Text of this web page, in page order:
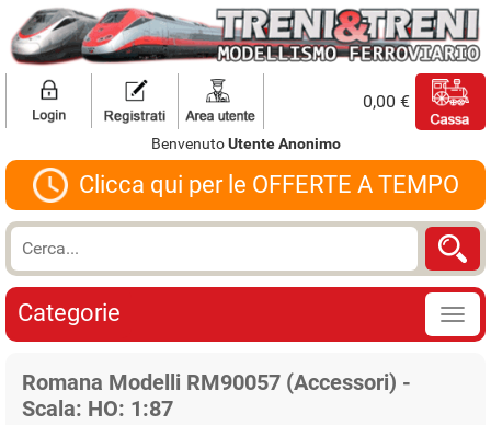
0,00 €
BenvenutoUtente Anonimo
Clicca qui per le OFFERTE A TEMPO
Categorie
Romana Modelli RM90057 (Accessori) -
Scala: HO: 1:87